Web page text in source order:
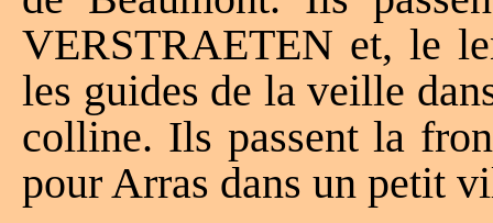
VERSTRAETEN et, le
les guides de la veille
colline. Ils passent la
pour Arras dans un petit